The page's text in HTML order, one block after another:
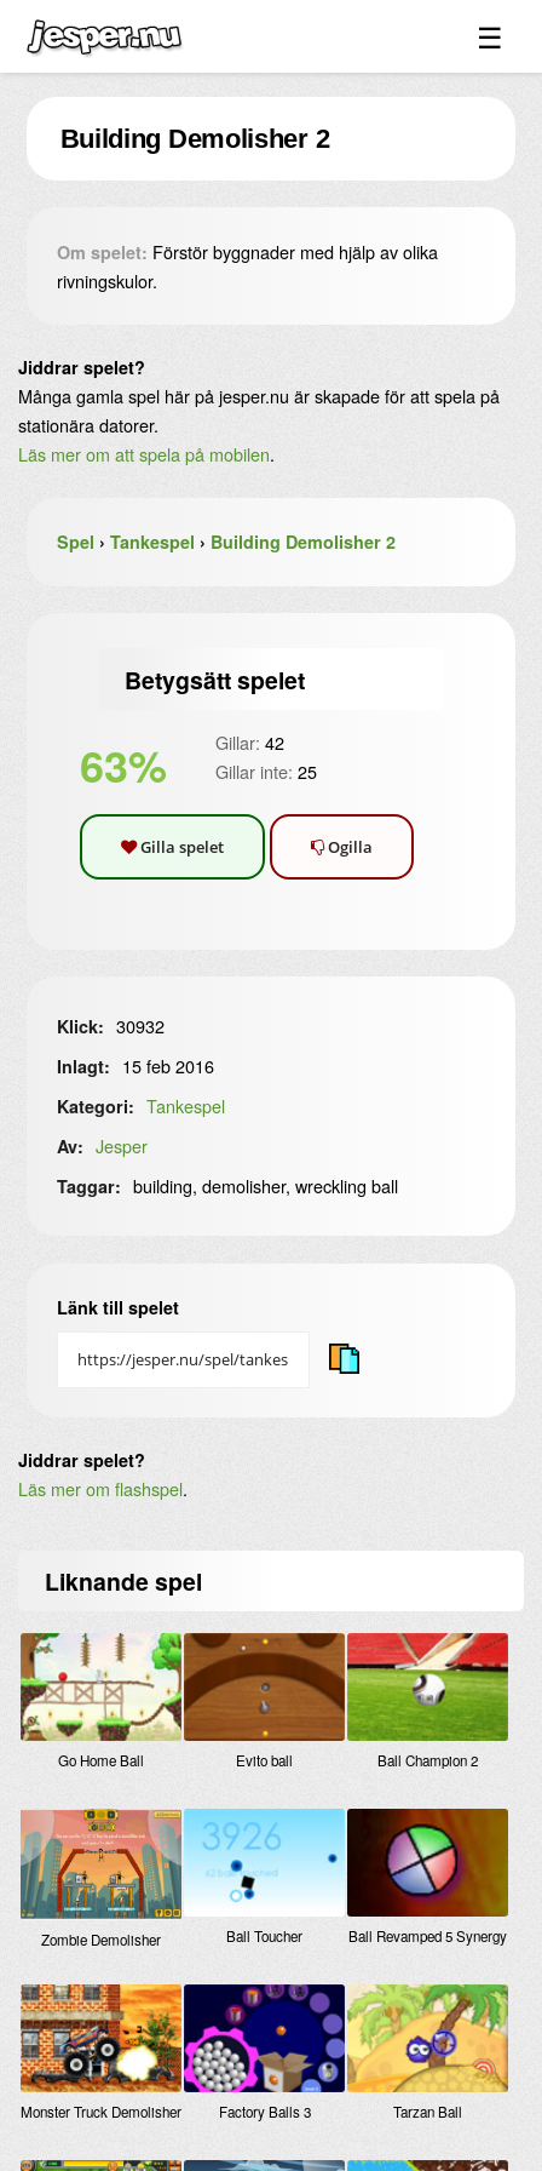
☰
Spel ↓
Bilder ↓
Forum ↓
Videos
Om sidan ↓
Building Demolisher 2
Om spelet: Förstör byggnader med hjälp av olika
rivningskulor.
Jiddrar spelet?
Många gamla spel här på jesper.nu är skapade för att spela på
stationära datorer.
Läs mer om att spela på mobilen.
Spel › Tankespel › Building Demolisher 2
Betygsätt spelet
63% Gillar: 42
Gillar inte: 25
Gilla spelet Ogilla
Klick: 30932
Inlagt: 15 feb 2016
Kategori: Tankespel
Av: Jesper
Taggar: building, demolisher, wreckling ball
Länk till spelet
Jiddrar spelet?
Läs mer om flashspel.
Liknandespel
Go Home Ball Evito ball Ball Champion 2
Zombie Demolisher Ball Toucher Ball Revamped 5 Synergy
Monster Truck Demolisher Factory Balls 3 Tarzan Ball